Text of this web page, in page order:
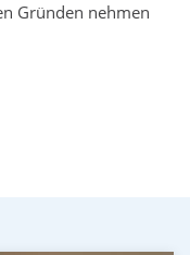
Gründen nehmen